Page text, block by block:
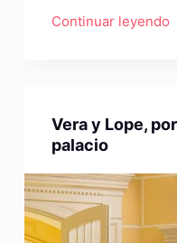
Continuar leyendo
Vera y Lope,
palacio